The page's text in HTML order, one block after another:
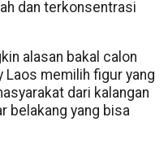
dan terkonsentrasi
alasan bakal calon
Laos memilih figur yang
dari kalangan
belakang yang bisa